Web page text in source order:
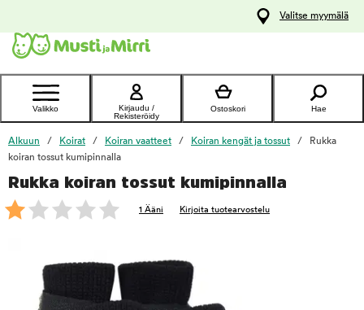
Ota yhteyttä
asiakaspalveluun
Valitse myymälä
Valikko
Kirjaudu /
Rekisteröidy
Ostoskori Hae
Alkuun Koirat Koiran vaatteet Koiran kengät ja tossut
Rukka
koiran tossut kumipinnalla
Rukka koiran tossut kumipinnalla
1 Ääni Kirjoita tuotearvostelu
foo